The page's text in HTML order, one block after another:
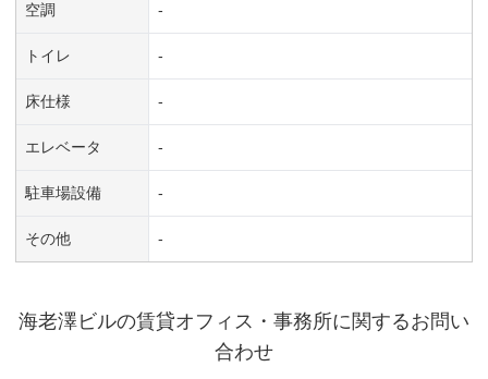
空調 -
トイレ -
床仕様 -
エレベータ -
駐車場設備 -
その他 -
海老澤ビルの賃貸オフィス・事務所に関するお問い
合わせ